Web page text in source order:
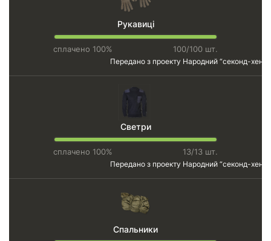
Рукавиці
сплачено 100%
100/100 шт.
Передано з проекту Народний “секонд-хенд”
Светри
сплачено 100%
13/13 шт.
Передано з проекту Народний “секонд-хенд”
Спальники